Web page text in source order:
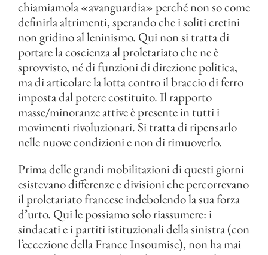
chiamiamola «avanguardia» perché non so come
definirla altrimenti, sperando che i soliti cretini
non gridino al leninismo. Qui non si tratta di
portare la coscienza al proletariato che ne è
sprovvisto, né di funzioni di direzione politica,
ma di articolare la lotta contro il braccio di ferro
imposta dal potere costituito. Il rapporto
masse/minoranze attive è presente in tutti i
movimenti rivoluzionari. Si tratta di ripensarlo
nelle nuove condizioni e non di rimuoverlo.
Prima delle grandi mobilitazioni di questi giorni
esistevano differenze e divisioni che percorrevano
il proletariato francese indebolendo la sua forza
d’urto. Qui le possiamo solo riassumere: i
sindacati e i partiti istituzionali della sinistra (con
l’eccezione della France Insoumise), non ha mai